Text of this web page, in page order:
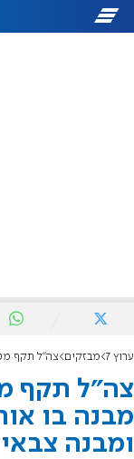
ערוץ 7 מבזקים צה"ל תקף מטרות
צה"ל תקף
מבנה בו
ומבנה צבאי